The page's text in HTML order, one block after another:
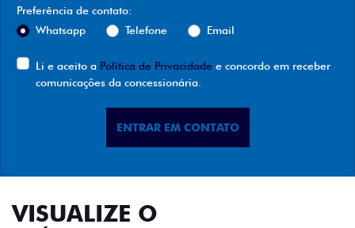
Preferência de contato:
Whatsapp
Telefone Email
Li e aceito a Política de Privacidade e concordo em receber
comunicações da concessionária.
ENTRAR EM CONTATO
VISUALIZE O